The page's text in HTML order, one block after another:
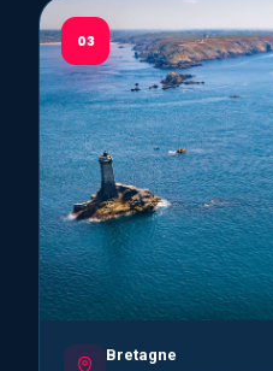
03
Bretagne